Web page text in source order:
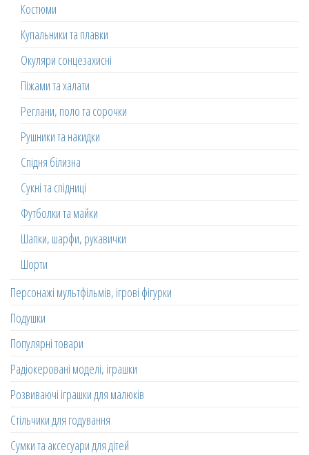
Костюми
Купальники та плавки
Окуляри сонцезахисні
Піжами та халати
Реглани, поло та сорочки
Рушники та накидки
Спідня білизна
Сукні та спідниці
Футболки та майки
Шапки, шарфи, рукавички
Шорти
Персонажі мультфільмів, ігрові фігурки
Подушки
Популярні товари
Радіокеровані моделі, іграшки
Розвиваючі іграшки для малюків
Стільчики для годування
Сумки та аксесуари для дітей